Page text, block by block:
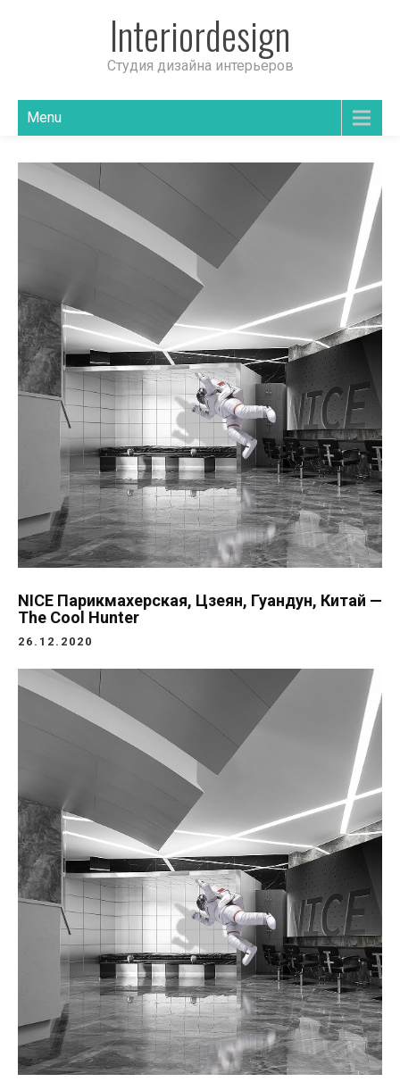
Interiordesign
Студия дизайна интерьеров
Menu
NICE Парикмахерская, Цзеян, Гуандун, Китай —
The Cool Hunter
26.12.2020